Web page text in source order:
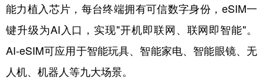
能力植入芯片，每台终端拥有可信数字身份，eSIM一
键升级为AI入口，实现"开机即联网、联网即智能"。
AI-eSIM可应用于智能玩具、智能家电、智能眼镜、无
人机、机器人等九大场景。